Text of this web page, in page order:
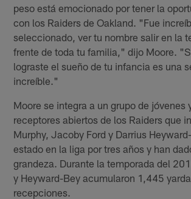
peso está emocionado por tener la
con los Raiders de Oakland. "Fue
seleccionado, ver tu nombre salir en la
frente de toda tu familia," dijo Moore.
lograste el sueño de tu infancia es una
increíble."
Moore se integra a un grupo de jóvenes
receptores abiertos de los Raiders que
Murphy, Jacoby Ford y Darrius
estado en la liga por tres años y han
grandeza. Durante la temporada del
y Heyward-Bey acumularon 1,445
recepciones.